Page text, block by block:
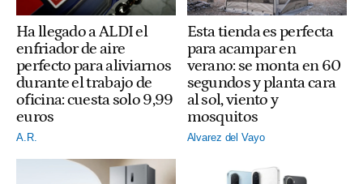
Ha llegado a ALDI el
enfriador de aire
perfecto para aliviarnos
durante el trabajo de
oficina: cuesta solo 9,99
euros
A.R.
Esta tienda es perfecta
para acampar en
verano: se monta en 60
segundos y planta cara
al sol, viento y
mosquitos
Alvarez del Vayo